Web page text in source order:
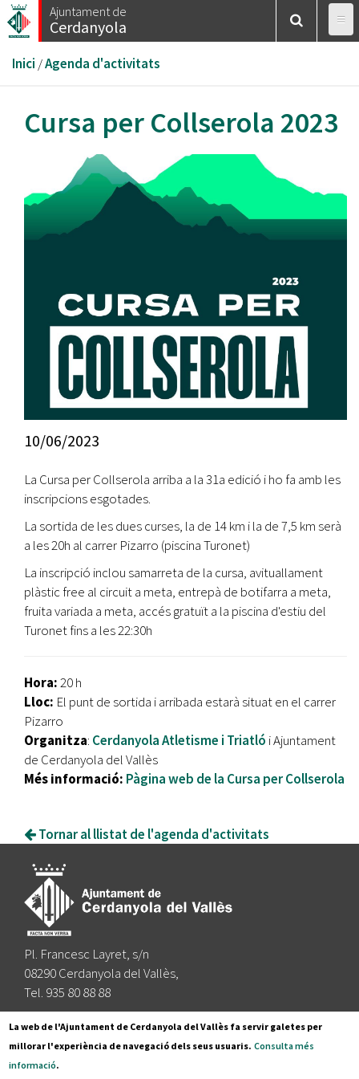
Vés
al
Ajuntament de
Cerdanyola
Esteu
aquí
Inici /Agenda d'activitats
Cursa per Collserola 2023
10/06/2023
La Cursa per Collserola arriba a la 31a edició i ho fa amb les
inscripcions esgotades.
La sortida de les dues curses, la de 14 km i la de 7,5 km serà
a les 20h al carrer Pizarro (piscina Turonet)
La inscripció inclou samarreta de la cursa, avituallament
plàstic free al circuit a meta, entrepà de botifarra a meta,
fruita variada a meta, accés gratuït a la piscina d'estiu del
Turonet fins a les 22:30h
Hora:20 h
Lloc: El punt de sortida i arribada estarà situat en el carrer
Pizarro
Organitza: Cerdanyola Atletisme i Triatló i Ajuntament
de Cerdanyola del Vallès
Més informació: ​ Pàgina web de la Cursa per Collserola
Tornar al llistat de l'agenda d'activitats
Pl. Francesc Layret, s/n
08290 Cerdanyola del Vallès,
Tel. 935 80 88 88
Segueix-nos a:
La web de l'Ajuntament de Cerdanyola del Vallès fa servir galetes per
millorar l'experiència de navegació dels seus usuaris. Consulta més
informació.